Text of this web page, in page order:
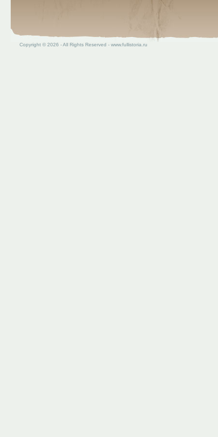
Copyright © 2026 - All Rights Reserved - www.fullistoria.ru